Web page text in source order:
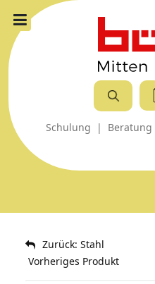
Schulung | Beratung
Zurück: Stahl
Vorheriges Produkt